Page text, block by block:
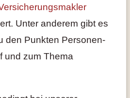
Unter anderem gibt es
den Punkten Personen-
und zum Thema